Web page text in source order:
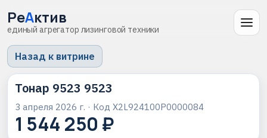
РеАктив
единый агрегатор лизинговой техники
Назад к витрине
Тонар 9523 9523
3 апреля 2026 г. · Код X2L924100P0000084
1 544 250 ₽